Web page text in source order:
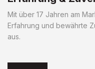
Mit über 17 Jahren am
Erfahrung und bewährte
aus.